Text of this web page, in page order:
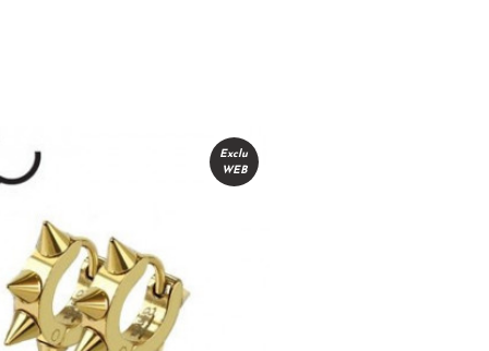
Exclu
WEB